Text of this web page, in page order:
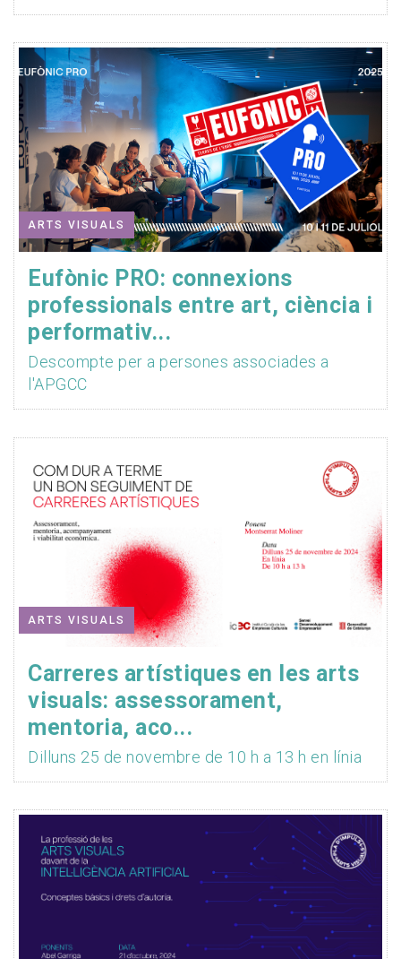
ARTS VISUALS
Eufònic PRO: connexions
professionals entre art, ciència i
performativ...
Descompte per a persones associades a
l'APGCC
ARTS VISUALS
Carreres artístiques en les arts
visuals: assessorament,
mentoria, aco...
Dilluns 25 de novembre de 10 h a 13 h en línia